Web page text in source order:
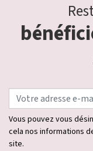
Vous pouvez vous
cela nos informations
site.